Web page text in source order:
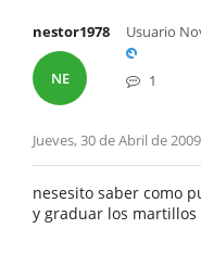
nestor1978
NE
Usuario
1
Jueves, 30 de Abril de
nesesito saber como
y graduar los martillos